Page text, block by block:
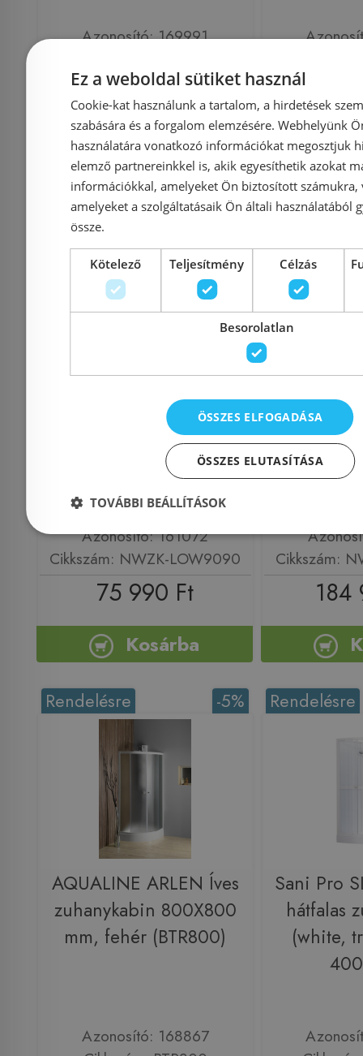
Azonosító: 169991
234 900 Ft 211 410 Ft
Kosárba
Rendelésre
N-Smart Lotus Wave
90x90 cm-es
negyedköríves
zuhanykabin NWZK-
LOW9090
Azonosító: 161072
Cikkszám: NWZK-LOW9090
75 990 Ft
Kosárba
Rendelésre
N-Smart
90x90
Cikkszám:
184
-5%
Rendelésre
AQUALINE ARLEN Íves
zuhanykabin 800X800
mm, fehér (BTR800)
Azonosító: 168867
Rendelésre
Sani Pro
hátfalas
(white,
Ez a weboldal sütiket használ
Cookie-kat használunk a tartalom, a hirdetések
szabására és a forgalom elemzésére. Webhelyünk
használatára vonatkozó információkat megosztjuk
elemző partnereinkkel is, akik egyesíthetik azokat
információkkal, amelyeket Ön biztosított számukra,
amelyeket a szolgáltatásaik Ön általi használatából
össze.
Kötelező Teljesítmény Célzás
Besorolatlan
ÖSSZES ELFOGADÁSA
ÖSSZES ELUTASÍTÁSA
TOVÁBBI BEÁLLÍTÁSOK